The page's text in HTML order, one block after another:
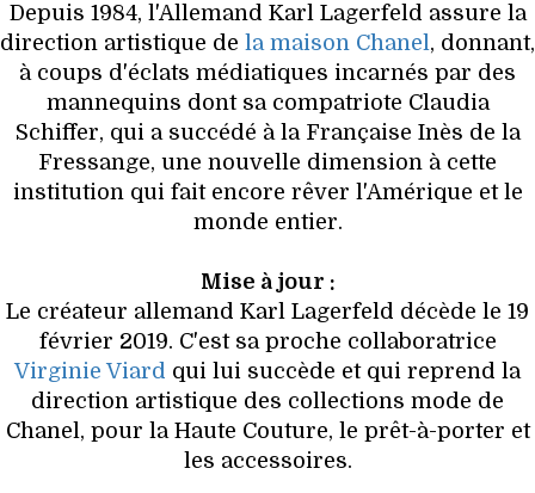
Depuis 1984, l'Allemand Karl Lagerfeld assure la
direction artistique de la maison Chanel, donnant,
à coups d'éclats médiatiques incarnés par des
mannequins dont sa compatriote Claudia
Schiffer, qui a succédé à la Française Inès de la
Fressange, une nouvelle dimension à cette
institution qui fait encore rêver l'Amérique et le
monde entier.
Mise à jour :
Le créateur allemand Karl Lagerfeld décède le 19
février 2019. C'est sa proche collaboratrice
Virginie Viard qui lui succède et qui reprend la
direction artistique des collections mode de
Chanel, pour la Haute Couture, le prêt-à-porter et
les accessoires.